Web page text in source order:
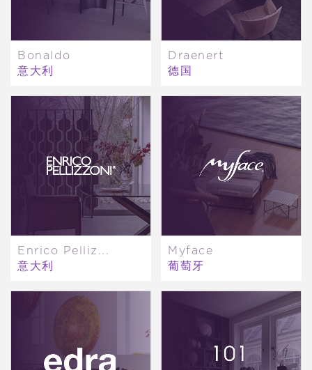
Bonaldo
意大利
Draenert
德国
Enrico Pelliz...
意大利
Myface
葡萄牙